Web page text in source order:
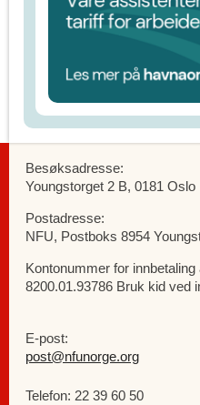
Besøksadresse:
Youngstorget 2 B, 0181 Oslo
Postadresse:
NFU, Postboks 8954
Kontonummer for
8200.01.93786 Bruk kid ved
E-post:
post@nfunorge.org
Telefon: 22 39 60 50